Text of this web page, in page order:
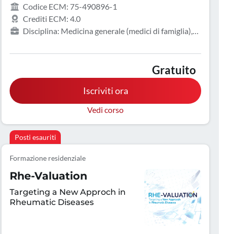
Codice ECM: 75-490896-1
Crediti ECM: 4.0
Disciplina: Medicina generale (medici di famiglia),
venereologia, Farmacista pubblico del SSN, Pediatria
Gratuito
Iscriviti ora
Vedi corso
Posti esauriti
Formazione residenziale
Rhe-Valuation
Targeting a New Approch in
Rheumatic Diseases